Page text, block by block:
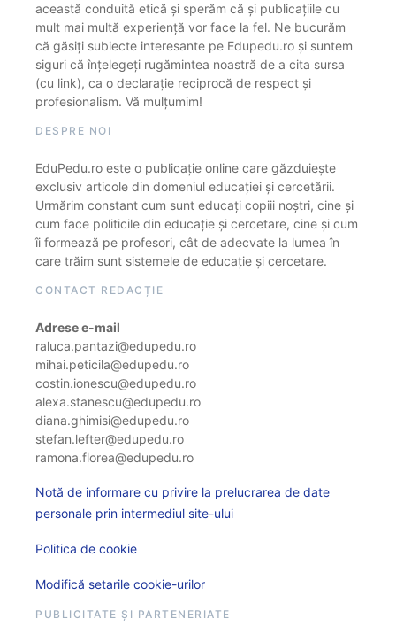
această conduită etică și sperăm că și publicațiile cu
mult mai multă experiență vor face la fel. Ne bucurăm
că găsiți subiecte interesante pe Edupedu.ro și suntem
siguri că înțelegeți rugămintea noastră de a cita sursa
(cu link), ca o declarație reciprocă de respect și
profesionalism. Vă mulțumim!
DESPRE NOI
EduPedu.ro este o publicație online care găzduiește
exclusiv articole din domeniul educației și cercetării.
Urmărim constant cum sunt educați copiii noștri, cine și
cum face politicile din educație și cercetare, cine și cum
îi formează pe profesori, cât de adecvate la lumea în
care trăim sunt sistemele de educație și cercetare.
CONTACT REDACȚIE
Adrese e-mail
raluca.pantazi@edupedu.ro
mihai.peticila@edupedu.ro
costin.ionescu@edupedu.ro
alexa.stanescu@edupedu.ro
diana.ghimisi@edupedu.ro
stefan.lefter@edupedu.ro
ramona.florea@edupedu.ro
Notă de informare cu privire la prelucrarea de date
personale prin intermediul site-ului
Politica de cookie
Modifică setarile cookie-urilor
PUBLICITATE ȘI PARTENERIATE